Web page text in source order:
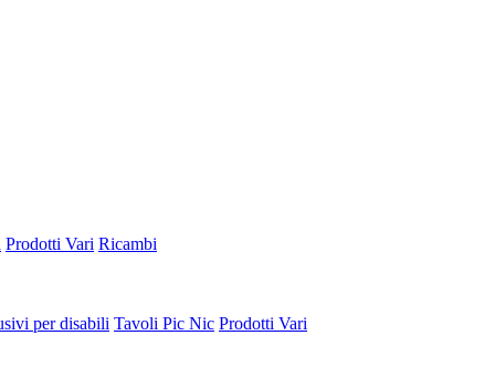
Prodotti Vari Ricambi
per disabili Tavoli Pic Nic Prodotti Vari